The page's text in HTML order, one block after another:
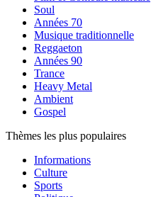
Soul
Années 70
Musique traditionnelle
Reggaeton
Années 90
Trance
Heavy Metal
Ambient
Gospel
Thèmes les plus populaires
Informations
Culture
Sports